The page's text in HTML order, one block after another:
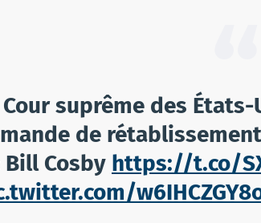
Cour suprême des
de
Bill Cosby https://t.co/